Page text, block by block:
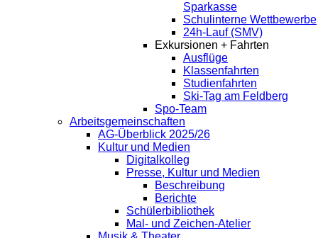
Sparkasse
Schulinterne Wettbewerbe
24h-Lauf (SMV)
Exkursionen + Fahrten
Ausflüge
Klassenfahrten
Studienfahrten
Ski-Tag am Feldberg
Spo-Team
Arbeitsgemeinschaften
AG-Überblick 2025/26
Kultur und Medien
Digitalkolleg
Presse, Kultur und Medien
Beschreibung
Berichte
Schülerbibliothek
Mal- und Zeichen-Atelier